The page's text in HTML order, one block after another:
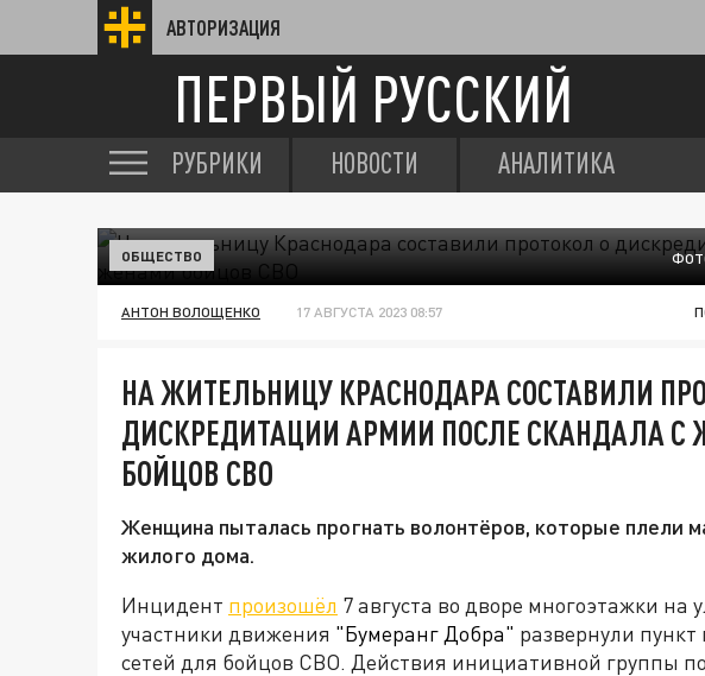
АВТОРИЗАЦИЯ
ПЕРВЫЙ РУССКИЙ
РУБРИКИ НОВОСТИ АНАЛИТИКА
ОБЩЕСТВО
АНТОН ВОЛОЩЕНКО 17 АВГУСТА 2023 08:57
НА ЖИТЕЛЬНИЦУ КРАСНОДАРА СОСТАВИЛИ
ДИСКРЕДИТАЦИИ АРМИИ ПОСЛЕ СКАНДАЛА С
БОЙЦОВ СВО
Женщина пыталась прогнать волонтёров, которые плели
жилого дома.
Инцидент произошёл 7 августа во дворе многоэтажки на
участники движения "Бумеранг Добра" развернули
сетей для бойцов СВО. Действия инициативной группы